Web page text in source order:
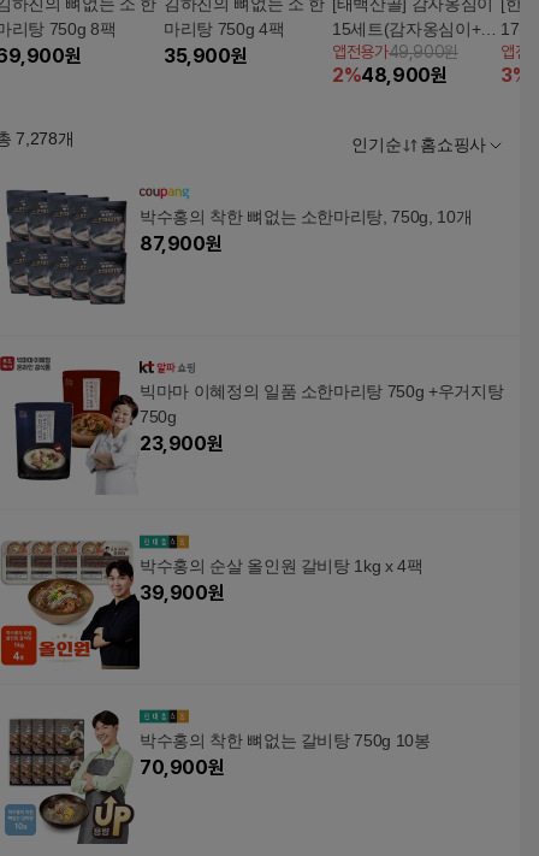
리탕 750g 8팩
원
마리탕 750g 4팩
35,900원
15세트(감자옹심이+옹
심이소스) + 감자호박
전2팩
앱전용가49,900원
2%48,900원
17
횡성
앱전
3%
7,278개 인기순 홈쇼핑사
박수홍의 착한 뼈없는 소한마리탕, 750g, 10개
87,900원
빅마마 이혜정의 일품 소한마리탕 750g +우거지탕
750g
23,900원
박수홍의 순살 올인원 갈비탕 1kg x 4팩
39,900원
박수홍의 착한 뼈없는 갈비탕 750g 10봉
70,900원